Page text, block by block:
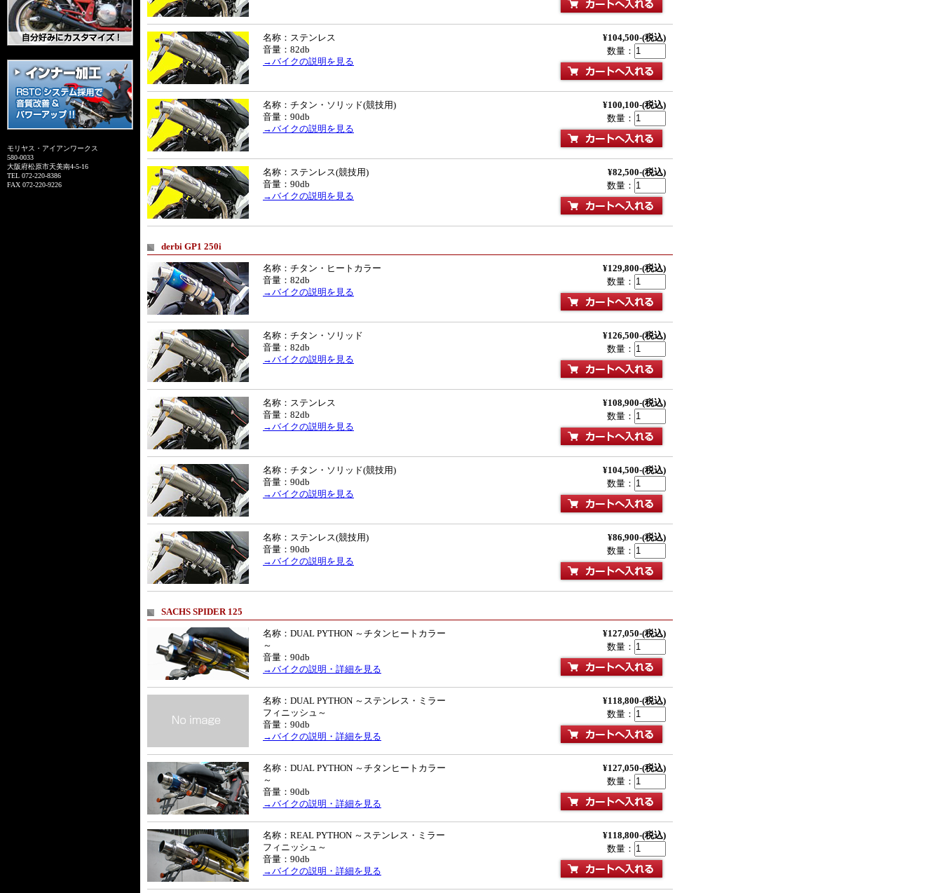
モリヤス・アイアンワークス
580-0033
大阪府松原市天美南4-5-16
TEL 072-220-8386
FAX 072-220-9226
名称：ステンレス
音量：82db
→バイクの説明を見る
¥104,500-(税込)
数量：
名称：チタン・ソリッド(競技用)
音量：90db
→バイクの説明を見る
¥100,100-(税込)
数量：
名称：ステンレス(競技用)
音量：90db
→バイクの説明を見る
¥82,500-(税込)
数量：
derbi GP1 250i
名称：チタン・ヒートカラー
音量：82db
→バイクの説明を見る
¥129,800-(税込)
数量：
名称：チタン・ソリッド
音量：82db
→バイクの説明を見る
¥126,500-(税込)
数量：
名称：ステンレス
音量：82db
→バイクの説明を見る
¥108,900-(税込)
数量：
名称：チタン・ソリッド(競技用)
音量：90db
→バイクの説明を見る
¥104,500-(税込)
数量：
名称：ステンレス(競技用)
音量：90db
→バイクの説明を見る
¥86,900-(税込)
数量：
SACHS SPIDER 125
名称：DUAL PYTHON ～チタンヒートカラー
～
音量：90db
→バイクの説明・詳細を見る
¥127,050-(税込)
数量：
名称：DUAL PYTHON ～ステンレス・ミラー
フィニッシュ～
音量：90db
→バイクの説明・詳細を見る
¥118,800-(税込)
数量：
名称：DUAL PYTHON ～チタンヒートカラー
～
音量：90db
→バイクの説明・詳細を見る
¥127,050-(税込)
数量：
名称：REAL PYTHON ～ステンレス・ミラー
フィニッシュ～
音量：90db
→バイクの説明・詳細を見る
¥118,800-(税込)
数量：